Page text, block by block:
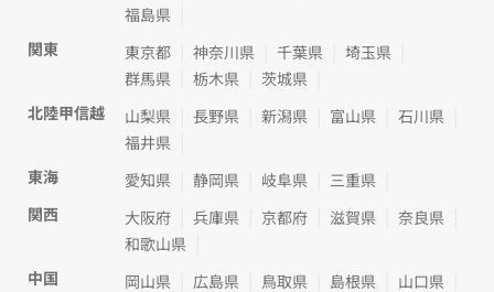
福島県
関東
東京都 神奈川県 千葉県
埼玉県
群馬県
栃木県
茨城県
北陸甲信越
山梨県 長野県 新潟県 富山県
石川県
福井県
東海
愛知県 静岡県 岐阜県
三重県
関西
大阪府 兵庫県 京都府 滋賀県
奈良県
和歌山県
中国
岡山県 広島県 鳥取県 島根県
山口県